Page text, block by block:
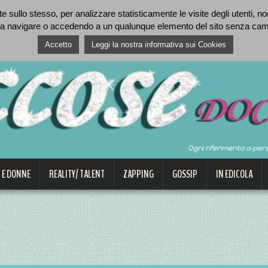
DONNE REALITY/ TALENT ZAPPING GOSSIP IN EDICOLA
sullo stesso, per analizzare statisticamente le visite degli utenti,
navigare o accedendo a un qualunque elemento del sito senza
Accetto Leggi la nostra informativa sui Cookies